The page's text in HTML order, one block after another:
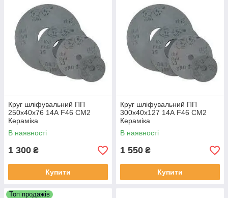
Круг шліфувальний ПП
250х40х76 14А F46 СМ2
Кераміка
В наявності
1 300 ₴
Купити
Круг шліфувальний ПП
300х40х127 14А F46 СМ2
Кераміка
В наявності
1 550 ₴
Купити
Топ продажів